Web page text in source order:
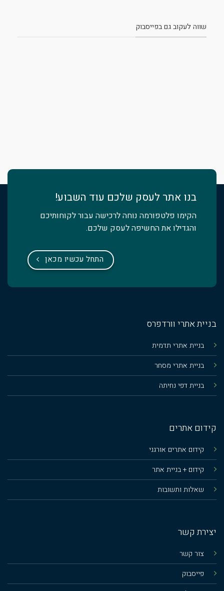
שווה לעקוב גם בפייסבוק
בנו אתר לעסק שלכם עוד השבוע!
הקימו פלטפורמה נוחה לרכישה עבור לקוחותיכם
והגדילו את החשיפה לעסק שלכם.
התחל עכשיו מכאן
בניית אתרי וורדפרס
בניית אתרי תדמית
בניית אתרי מסחר
בניית דפי נחיתה
קידום אתרים
קידום אתרים אורגני
קידום + בניית אתר
שאלות ותשובות
יצירת קשר
צור קשר
פייסבוק